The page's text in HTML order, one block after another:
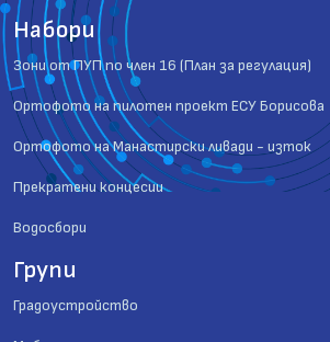
Набори
Зони от ПУП по член 16 (План за регулация)
Ортофото на пилотен проект ЕСУ Борисова
Ортофото на Манастирски ливади - изток
Прекратени концесии
Водосбори
Групи
Градоустройство